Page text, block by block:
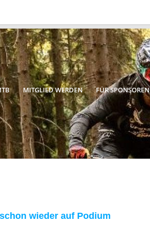
MITGLIED WERDEN FÜR SPONSOREN
wieder auf Podium